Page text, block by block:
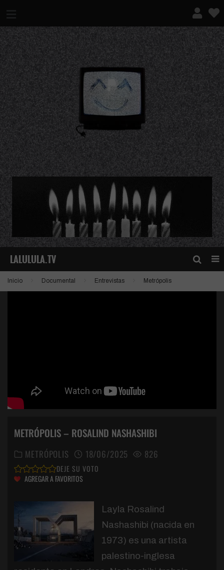
¿QUÉ ES ESTO?
Inicio Documental Entrevistas Metrópolis
METRÓPOLIS – ROSALIND NASHASHIBI
METRÓPOLIS 18/06/2025 826
DEJE SU VOTO
AGREGAR A FAVORITOS
Layla Rosalind
Nashashibi (nacida en
1973) es una artista
palestino-inglesa